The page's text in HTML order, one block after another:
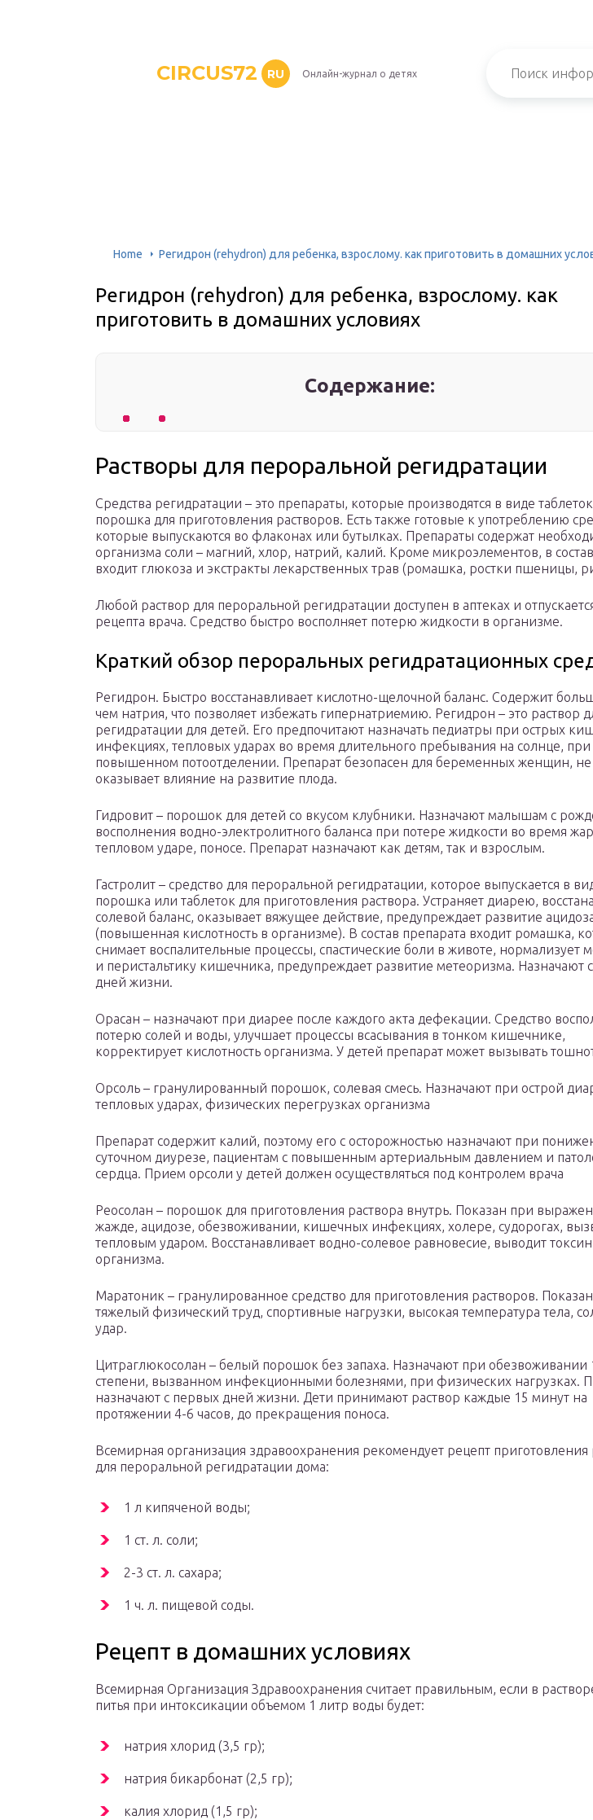
CIRCUS72 RU Онлайн-журнал о детях
Home Регидрон (rehydron) для ребенка, взрослому. как приготовить в домашних
Регидрон (rehydron) для ребенка, взрослому. как
приготовить в домашних условиях
Содержание:
Растворы для пероральной регидратации
Средства регидратации – это препараты, которые производятся в виде
порошка для приготовления растворов. Есть также готовые к употреблению
которые выпускаются во флаконах или бутылках. Препараты содержат
организма соли – магний, хлор, натрий, калий. Кроме микроэлементов, в состав
входит глюкоза и экстракты лекарственных трав (ромашка, ростки пшеницы,
Любой раствор для пероральной регидратации доступен в аптеках и
рецепта врача. Средство быстро восполняет потерю жидкости в организме.
Краткий обзор пероральных регидратационных
Регидрон. Быстро восстанавливает кислотно-щелочной баланс. Содержит
чем натрия, что позволяет избежать гипернатриемию. Регидрон – это раствор
регидратации для детей. Его предпочитают назначать педиатры при острых
инфекциях, тепловых ударах во время длительного пребывания на солнце, при
повышенном потоотделении. Препарат безопасен для беременных женщин, не
оказывает влияние на развитие плода.
Гидровит – порошок для детей со вкусом клубники. Назначают малышам с
восполнения водно-электролитного баланса при потере жидкости во время
тепловом ударе, поносе. Препарат назначают как детям, так и взрослым.
Гастролит – средство для пероральной регидратации, которое выпускается в
порошка или таблеток для приготовления раствора. Устраняет диарею,
солевой баланс, оказывает вяжущее действие, предупреждает развитие
(повышенная кислотность в организме). В состав препарата входит ромашка,
снимает воспалительные процессы, спастические боли в животе, нормализует
и перистальтику кишечника, предупреждает развитие метеоризма. Назначают
дней жизни.
Орасан – назначают при диарее после каждого акта дефекации. Средство
потерю солей и воды, улучшает процессы всасывания в тонком кишечнике,
корректирует кислотность организма. У детей препарат может вызывать
Орсоль – гранулированный порошок, солевая смесь. Назначают при острой
тепловых ударах, физических перегрузках организма
Препарат содержит калий, поэтому его с осторожностью назначают при
суточном диурезе, пациентам с повышенным артериальным давлением и
сердца. Прием орсоли у детей должен осуществляться под контролем врача
Реосолан – порошок для приготовления раствора внутрь. Показан при
жажде, ацидозе, обезвоживании, кишечных инфекциях, холере, судорогах,
тепловым ударом. Восстанавливает водно-солевое равновесие, выводит
организма.
Маратоник – гранулированное средство для приготовления растворов.
тяжелый физический труд, спортивные нагрузки, высокая температура тела,
удар.
Цитраглюкосолан – белый порошок без запаха. Назначают при обезвоживании
степени, вызванном инфекционными болезнями, при физических нагрузках.
назначают с первых дней жизни. Дети принимают раствор каждые 15 минут на
протяжении 4-6 часов, до прекращения поноса.
Всемирная организация здравоохранения рекомендует рецепт приготовления
для пероральной регидратации дома:
1 л кипяченой воды;
1 ст. л. соли;
2-3 ст. л. сахара;
1 ч. л. пищевой соды.
Рецепт в домашних условиях
Всемирная Организация Здравоохранения считает правильным, если в
питья при интоксикации объемом 1 литр воды будет:
натрия хлорид (3,5 гр);
натрия бикарбонат (2,5 гр);
калия хлорид (1,5 гр);